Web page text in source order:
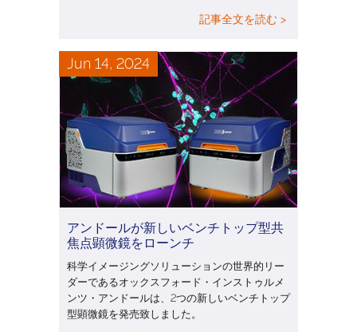
記事全文を読む >
Jun 14, 2024
アンドールが新しいベンチトップ型共
焦点顕微鏡をローンチ
科学イメージングソリューションの世界的リー
ダーであるオックスフォード・インストゥルメ
ンツ・アンドールは、2つの新しいベンチトップ
型顕微鏡を発売致しました。